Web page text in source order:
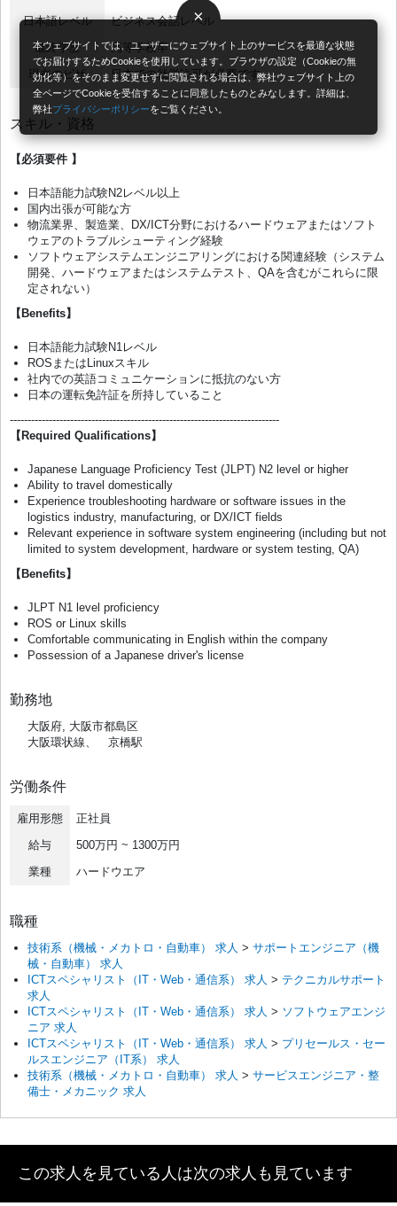
×
本ウェブサイトでは、ユーザーにウェブサイト上のサービスを最適な状態
でお届けするためCookieを使用しています。ブラウザの設定（Cookieの無
効化等）をそのまま変更せずに閲覧される場合は、弊社ウェブサイト上の
全ページでCookieを受信することに同意したものとみなします。詳細は、
弊社プライバシーポリシーをご覧ください。
日本語レベル
ビジネス会話レベル
最終学歴
高等学校卒
現在のビザ
日本での就労許可が必要です
スキル・資格
【必須要件 】
日本語能力試験N2レベル以上
国内出張が可能な方
物流業界、製造業、DX/ICT分野におけるハードウェアまたはソフト
ウェアのトラブルシューティング経験
ソフトウェアシステムエンジニアリングにおける関連経験（システム
開発、ハードウェアまたはシステムテスト、QAを含むがこれらに限
定されない）
【Benefits】
日本語能力試験N1レベル
ROSまたはLinuxスキル
社内での英語コミュニケーションに抵抗のない方
日本の運転免許証を所持していること
----------------------------------------------------------------------------
【Required Qualifications】
Japanese Language Proficiency Test (JLPT) N2 level or higher
Ability to travel domestically
Experience troubleshooting hardware or software issues in the
logistics industry, manufacturing, or DX/ICT fields
Relevant experience in software system engineering (including but not
limited to system development, hardware or system testing, QA)
【Benefits】
JLPT N1 level proficiency
ROS or Linux skills
Comfortable communicating in English within the company
Possession of a Japanese driver's license
勤務地
大阪府, 大阪市都島区
大阪環状線、 京橋駅
労働条件
雇用形態
正社員
給与
500万円 ~ 1300万円
業種
ハードウエア
職種
技術系（機械・メカトロ・自動車） 求人 > サポートエンジニア（機
械・自動車） 求人
ICTスペシャリスト（IT・Web・通信系） 求人 > テクニカルサポート
求人
ICTスペシャリスト（IT・Web・通信系） 求人 > ソフトウェアエンジ
ニア 求人
ICTスペシャリスト（IT・Web・通信系） 求人 > プリセールス・セー
ルスエンジニア（IT系） 求人
技術系（機械・メカトロ・自動車） 求人 > サービスエンジニア・整
備士・メカニック 求人
この求人を見ている人は次の求人も見ています